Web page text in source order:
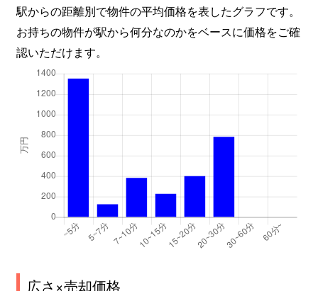
駅からの距離別で物件の平均価格を表したグラフです。
お持ちの物件が駅から何分なのかをベースに価格をご確
認いただけます。
広さ×売却価格